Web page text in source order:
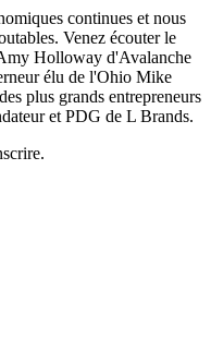
continues et nous
Venez écouter le
Holloway d'Avalanche
élu de l'Ohio Mike
plus grands entrepreneurs
et PDG de L Brands.